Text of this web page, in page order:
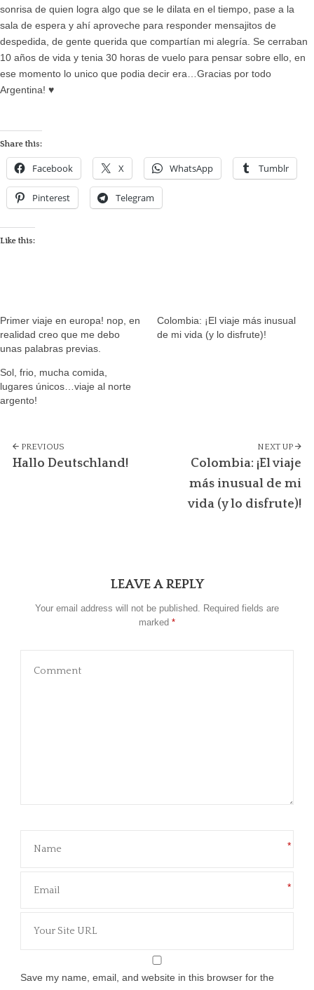
sonrisa de quien logra algo que se le dilata en el tiempo, pase a la
sala de espera y ahí aproveche para responder mensajitos de
despedida, de gente querida que compartían mi alegría. Se cerraban
10 años de vida y tenia 30 horas de vuelo para pensar sobre ello, en
ese momento lo unico que podia decir era…Gracias por todo
Argentina! ♥
Share this:
Facebook X WhatsApp Tumblr
Pinterest Telegram
Like this:
Primer viaje en europa! nop, en
realidad creo que me debo
unas palabras previas.
Colombia: ¡El viaje más inusual
de mi vida (y lo disfrute)!
Sol, frio, mucha comida,
lugares únicos…viaje al norte
argento!
PREVIOUS
Hallo Deutschland!
NEXT UP
Colombia: ¡El viaje
más inusual de mi
vida (y lo disfrute)!
LEAVE A REPLY
Your email address will not be published. Required fields are
marked *
*
*
Save my name, email, and website in this browser for the